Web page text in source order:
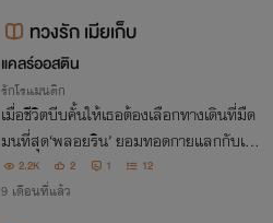
ทวงรัก เมียเก็บ
แคลร์ออสติน
รักโรแมนติก
เมื่อชีวิตบีบคั้นให้เธอต้องเลือกทางเดินที่มืด
มนที่สุด‘พลอยริน’ ยอมทอดกายแลกกับเงิน
ก้อนโตเพื่อรักษาชีวิตแม่ในสายตาของ ‘นาย
หัวเผด็จ’ เธอก็เป็นแค่ ‘ของเล่น’ ชิ้นใหม่ที่พร้
2.2K 2 1 12
9 เดือนที่แล้ว